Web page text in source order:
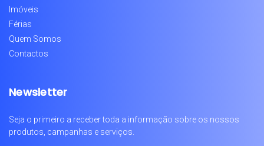
Imóveis
Férias
Quem Somos
Contactos
Newsletter
Seja o primeiro a receber toda a informação sobre os nossos
produtos, campanhas e serviços.